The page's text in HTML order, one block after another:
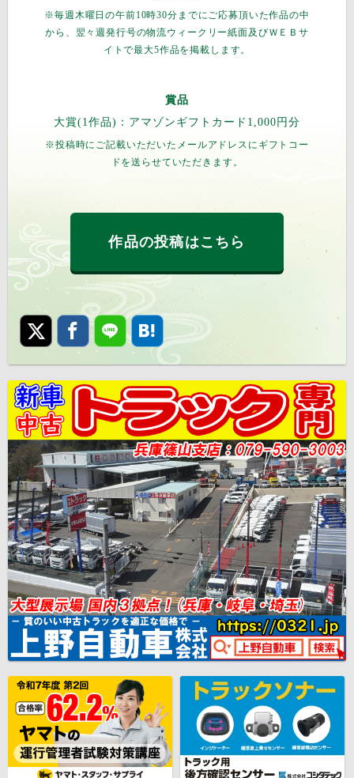
※毎週木曜日の午前10時30分までにご応募頂いた作品の中
から、翌々週発行号の物流ウィークリー紙面及びＷＥＢサ
イトで最大5作品を掲載します。
賞品
大賞(1作品)：アマゾンギフトカード1,000円分
※投稿時にご記載いただいたメールアドレスにギフトコー
ドを送らせていただきます。
作品の投稿はこちら